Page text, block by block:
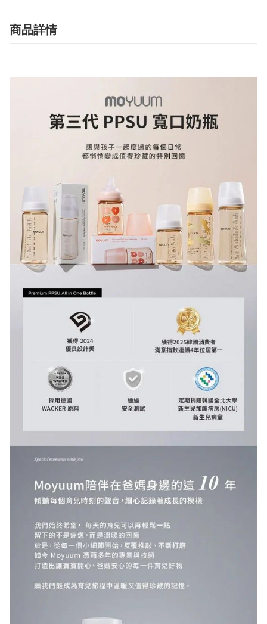
商品詳情